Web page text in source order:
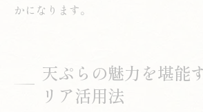
かになります。
天ぷらの魅力を堪能
リア活用法